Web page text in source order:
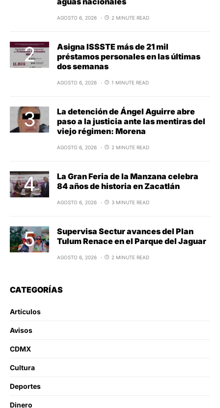
AGOSTO 6, 2026 2 MINUTE READ
Asigna ISSSTE más de 21 mil
préstamos personales en las últimas
dos semanas
AGOSTO 6, 2026 1 MINUTE READ
La detención de Ángel Aguirre abre
paso a la justicia ante las mentiras del
viejo régimen: Morena
AGOSTO 6, 2026 2 MINUTE READ
La Gran Feria de la Manzana celebra
84 años de historia en Zacatlán
AGOSTO 6, 2026 3 MINUTE READ
Supervisa Sectur avances del Plan
Tulum Renace en el Parque del Jaguar
AGOSTO 6, 2026 2 MINUTE READ
CATEGORÍAS
Artículos
Avisos
CDMX
Cultura
Deportes
Dinero